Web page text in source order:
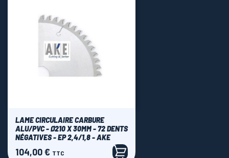
LAME CIRCULAIRE CARBURE
ALU/PVC - Ø210 X 30MM - 72 DENTS
NÉGATIVES - EP 2,4/1,8 - AKE
Prix
104,00 € TTC